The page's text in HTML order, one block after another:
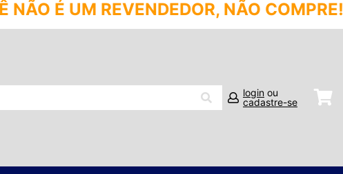
REVENDEDOR, NÃO COMPRE! SÓ
login ou
cadastre-se